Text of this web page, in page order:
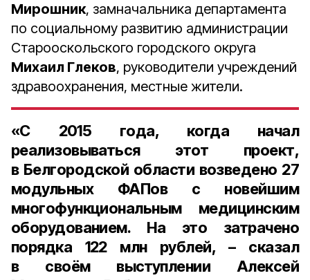
Мирошник, замначальника департамента
по социальному развитию администрации
Старооскольского городского округа
Михаил Глеков, руководители учреждений
здравоохранения, местные жители.
«С 2015 года, когда начал
реализовываться этот проект,
в Белгородской области возведено 27
модульных ФАПов с новейшим
многофункциональным медицинским
оборудованием. На это затрачено
порядка 122 млн рублей, – сказал
в своём выступлении Алексей